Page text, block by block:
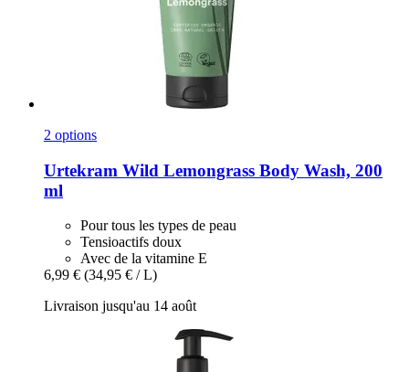
2 options
Urtekram Wild Lemongrass Body Wash, 200
ml
Pour tous les types de peau
Tensioactifs doux
Avec de la vitamine E
6,99 € (34,95 € / L)
Livraison jusqu'au 14 août